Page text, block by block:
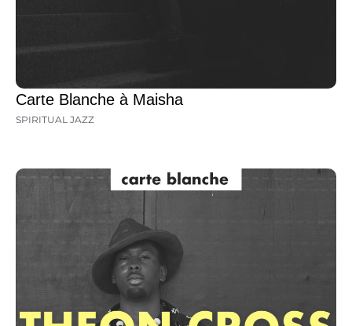
Carte Blanche à Maisha
SPIRITUAL JAZZ